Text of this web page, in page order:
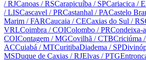
/ RJCanoas / RSCarapicuíba / SPCariacica /
/ LISCascavel / PRCastanhal / PACastelo
Marim / FARCaucaia / CECaxias do Sul / RS
VRLCoimbra / COIColombo / PRCondeixa-
COIContagem / MGCovilhã / CTBCriciúma
ACCuiabá / MTCuritibaDiadema / SP
MSDuque de Caxias / RJElvas / PTG